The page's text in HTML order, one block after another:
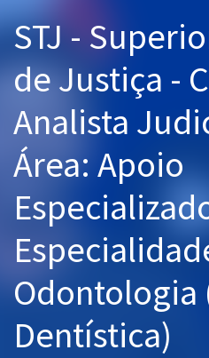
Cursos 20% OFF
Pós
Graduação
OAB
Questões grátis
Aprovados
STJ -
de Justiça -
Analista
Área: Apoio
Odontologia
Dentística)